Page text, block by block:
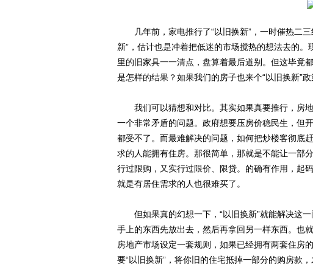
几年前，家电推行了“以旧换新”，一时催热二三
新”，估计也是冲着把低迷的市场搅热的想法去的
里的旧家具一一清点，盘算着最后道别。但这毕竟
是怎样的结果？如果我们的房子也来个“以旧换新”
我们可以猜想和对比。其实如果真要推行，房地
一个非常矛盾的问题。政府想要压房价稳民生，但
都受不了。而最难解决的问题，如何把炒楼客彻底
求的人能拥有住房。那很简单，那就是不能让一部
行过限购，又实行过限价、限贷。的确有作用，起
就是有居住需求的人也很难买了。
但如果真的幻想一下，“以旧换新”就能解决这一
手上的东西先放出去，然后再拿回另一样东西。也
房地产市场设定一套规则，如果已经拥有两套住房
要“以旧换新”，将你旧的住宅抵掉一部分的购房款